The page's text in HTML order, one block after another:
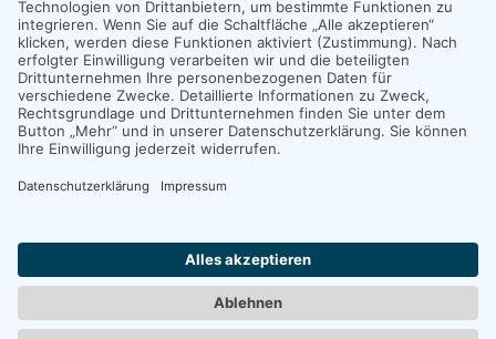
FÜR UNTERNEHMEN:Wisidaa Solutions